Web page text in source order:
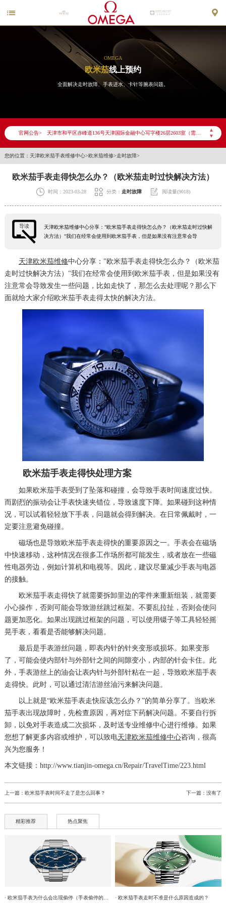
 
OMEGA
欧米茄线上预约
全面解决走时故障、手表进水、卡针等腕表问题。
官网公告>
▲
▼
2026年6月欧米茄天津市售后服务网络优化升级公告
2026年6月欧米茄售后服务中心最新网点地址：
天津市和平区赤峰道136号天津国际金融中心写字楼26层2603室（需提前预约）
天津市和平区赤峰道136号天津国际金融中心26层2603室欧米茄售后服务中心（需提前预约）
您的位置： 天津欧米茄手表维修中心>欧米茄维修>走时故障>
欧米茄手表走得快怎么办？（欧米茄走时过快解决方法）
 时间：2023-03-28  分类： 走时故障  阅读量(9018)
导读
天津欧米茄维修中心分享："欧米茄手表走得快怎么办？（欧米茄走时过快解
决方法）"我们在经常会使用到欧米茄手表，但是如果没有注意常会导
天津欧米茄维修中心分享："欧米茄手表走得快怎么办？（欧米茄
走时过快解决方法）"我们在经常会使用到欧米茄手表，但是如果没有
注意常会导致发生一些问题，比如走快了，那怎么去处理呢？那么下
面就给大家介绍欧米茄手表走得太快的解决方法。
欧米茄手表走得快处理方案
如果欧米茄手表受到了坠落和碰撞，会导致手表时间速度过快。
而剧烈的振动会让手表快速夹错位，导致速度下降。如果碰到这种情
况，可以试着轻轻放下手表，问题就会得到解决。在日常佩戴时，一
定要注意避免碰撞。
磁场也是导致欧米茄手表走得快的重要原因之一。手表会在磁场
中快速移动，这种情况在很多工作场所都可能发生，或者放在一些磁
性电器旁边，例如计算机和电视等。因此，建议尽量减少手表与电器
的接触。
欧米茄手表走得快了就需要拆卸里边的零件来重新组装，就需要
小心操作，否则可能会导致游丝跳过框架。不要乱拉扯，否则会使问
题更加恶化。如果出现跳过框架的问题，可以使用镊子等工具轻轻摇
晃手表，看看是否能够解决问题。
最后是手表游丝问题，即表内针的针夹变形或损坏。如果变形
了，可能会使内部针与外部针之间的间隙变小，内部的针会卡住。此
外，手表游丝上的油会让表内针与外部针粘在一起，导致欧米茄手表
走得快。此时，可以通过清洁游丝油污来解决问题。
以上就是“欧米茄手表走快应该怎么办？”的简单分享了。当欧米
茄手表出现故障时，先检查原因，再对症下药解决问题。不要自行拆
卸，以免对手表造成二次损坏，及时送专业维修中心进行维修。如果
您想了解更多内容或维护，可以致电天津欧米茄维修中心咨询，很高
兴为您服务！
本文链接：http://www.tianjin-omega.cn/Repair/TravelTime/223.html
上一篇： 欧米茄手表时间不走了是怎么回事？ 下一篇：没有了
精彩推荐 热点聚焦
· 欧米茄手表为什么会出现偷停（手表偷停的原因） · 欧米茄手表走时不准是什么原因造成的？